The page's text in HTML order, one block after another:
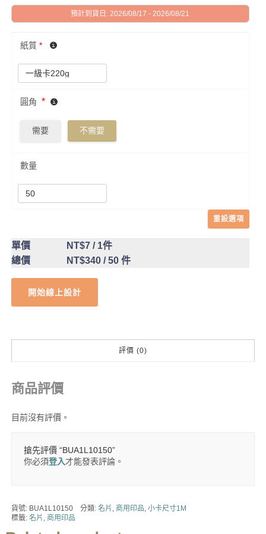
預計到貨日: 2026/08/17 - 2026/08/21
紙質 *
圓角 *
需要 不需要
數量
重設選項
單價 NT$7/ 1件
總價
NT$340/ 50 件
開始線上設計
評價 (0)
商品評價
目前沒有評價。
搶先評價 “BUA1L10150”
你必須登入才能發表評論。
貨號: BUA1L10150 分類: 名片 商用印品 小卡尺寸1M
標籤: 名片 商用印品